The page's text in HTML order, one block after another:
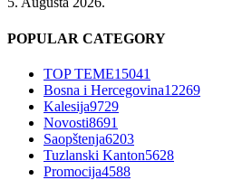
POPULAR CATEGORY
TOP TEME15041
Bosna i Hercegovina12269
Kalesija9729
Novosti8691
Saopštenja6203
Tuzlanski Kanton5628
Promocija4588